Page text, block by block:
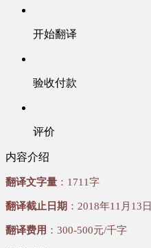
开始翻译
验收付款
评价
内容介绍
翻译文字量 ：1711字
翻译截止日期 ：2018年11月13日
翻译费用 ：300-500元/千字